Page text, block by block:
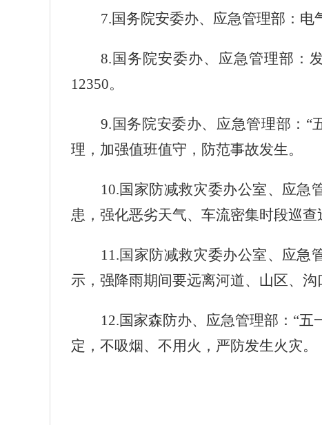
7.国务院安委办、应急管理部：电
8. 国务院安委办、应急管理部：
12350。
9. 国务院安委办、应急管理部：
理，加强值班值守，防范事故发生。
10.国家防减救灾委办公室、应急
患，强化恶劣天气、车流密集时段巡查
11.国家防减救灾委办公室、应急
示，强降雨期间要远离河道、山区、沟
12.国家森防办、应急管理部：“
定，不吸烟、不用火，严防发生火灾。